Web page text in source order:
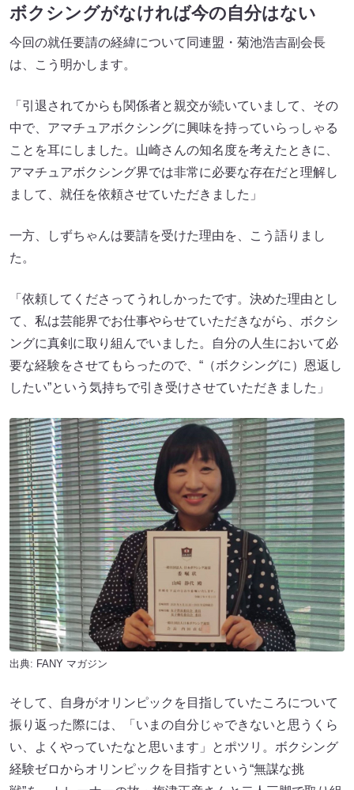
ボクシングがなければ今の自分はない
今回の就任要請の経緯について同連盟・菊池浩吉副会長
は、こう明かします。
「引退されてからも関係者と親交が続いていまして、その
中で、アマチュアボクシングに興味を持っていらっしゃる
ことを耳にしました。山崎さんの知名度を考えたときに、
アマチュアボクシング界では非常に必要な存在だと理解し
まして、就任を依頼させていただきました」
一方、しずちゃんは要請を受けた理由を、こう語りまし
た。
「依頼してくださってうれしかったです。決めた理由とし
て、私は芸能界でお仕事やらせていただきながら、ボクシ
ングに真剣に取り組んでいました。自分の人生において必
要な経験をさせてもらったので、“（ボクシングに）恩返し
したい”という気持ちで引き受けさせていただきました」
出典: FANY マガジン
そして、自身がオリンピックを目指していたころについて
振り返った際には、「いまの自分じゃできないと思うくら
い、よくやっていたなと思います」とポツリ。ボクシング
経験ゼロからオリンピックを目指すという“無謀な挑